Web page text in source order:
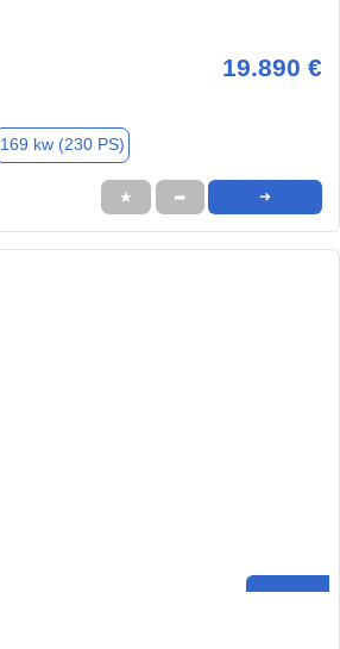
19.890 €
169 kw (230 PS)
★ ➦ ➜